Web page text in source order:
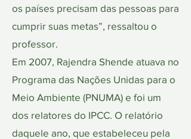
os países precisam das pessoas para
cumprir suas metas”, ressaltou o
professor.
Em 2007, Rajendra Shende atuava no
Programa das Nações Unidas para o
Meio Ambiente (PNUMA) e foi um
dos relatores do IPCC. O relatório
daquele ano, que estabeleceu pela